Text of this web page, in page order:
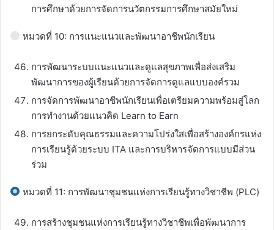
การศึกษาด้วยการจัดการนวัตกรรมการศึกษาสมัยใหม่
หมวดที่ 10: การแนะแนวและพัฒนาอาชีพนักเรียน
การพัฒนาระบบแนะแนวและดูแลสุขภาพเพื่อส่งเสริม
พัฒนาการของผู้เรียนด้วยการจัดการดูแลแบบองค์รวม
การจัดการพัฒนาอาชีพนักเรียนเพื่อเตรียมความพร้อมสู่โลก
การทำงานด้วยแนวคิด Learn to Earn
การยกระดับคุณธรรมและความโปร่งใสเพื่อสร้างองค์กรแห่ง
การเรียนรู้ด้วยระบบ ITA และการบริหารจัดการแบบมีส่วน
ร่วม
หมวดที่ 11: การพัฒนาชุมชนแห่งการเรียนรู้ทางวิชาชีพ (PLC)
การสร้างชุมชนแห่งการเรียนรู้ทางวิชาชีพเพื่อพัฒนาการ